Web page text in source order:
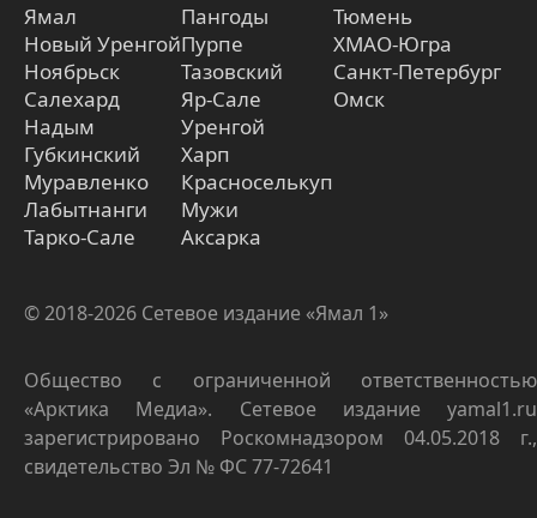
Ямал
Новый Уренгой
Ноябрьск
Салехард
Надым
Губкинский
Муравленко
Лабытнанги
Тарко-Сале
Пангоды
Пурпе
Тазовский
Яр-Сале
Уренгой
Харп
Красноселькуп
Мужи
Аксарка
Тюмень
ХМАО-Югра
Санкт-Петербург
Омск
© 2018-2026 Сетевое издание «Ямал 1»
Общество с ограниченной ответственностью
«Арктика Медиа». Сетевое издание yamal1.ru
зарегистрировано Роскомнадзором 04.05.2018 г.,
свидетельство Эл № ФС 77-72641